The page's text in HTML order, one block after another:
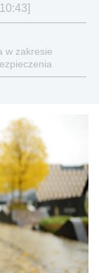
w zakresie